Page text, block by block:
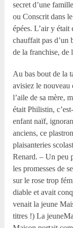
secret d’une
ou Conscrit dans
épées. L’air y était
chauffait pas d’un
de la franchise, de
Au bas bout de la
avisiez le nouveau
l’aile de sa mère,
était Philistin,
enfant naïf,
anciens, ce
plaisanteries
Renard. – Un peu
les promesses de
sur le rose trop
diable et avait
venait la jeune
titres !) La